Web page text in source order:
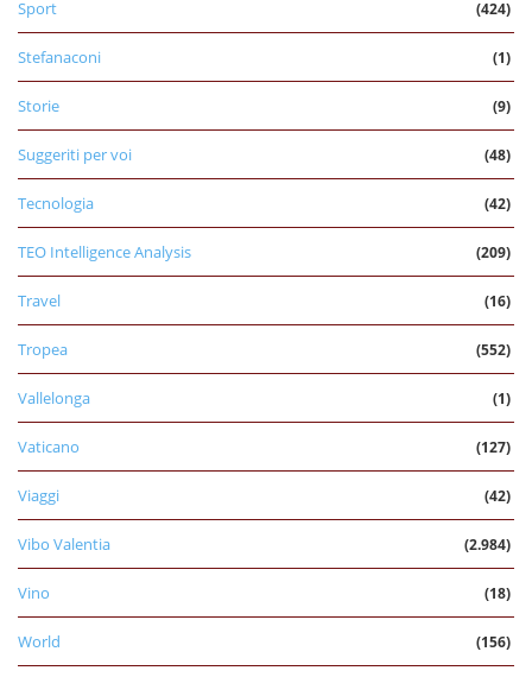
Sport (424)
Stefanaconi (1)
Storie (9)
Suggeriti per voi (48)
Tecnologia (42)
TEO Intelligence Analysis (209)
Travel (16)
Tropea (552)
Vallelonga (1)
Vaticano (127)
Viaggi (42)
Vibo Valentia (2.984)
Vino (18)
World (156)